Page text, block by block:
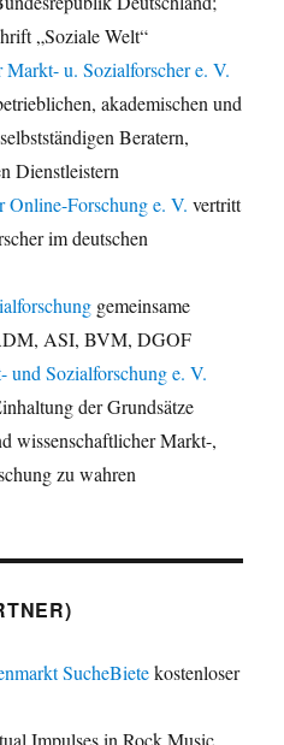
„Soziale Welt“
u. Sozialforscher e. V.
akademischen und
Beratern,
Dienstleistern
Online-Forschung e. V. vertritt
im deutschen
gemeinsame
ASI, BVM, DGOF
und Sozialforschung e. V.
der Grundsätze
wissenschaftlicher Markt-,
zu wahren
SucheBietekostenloser
Impulses in Rock Music